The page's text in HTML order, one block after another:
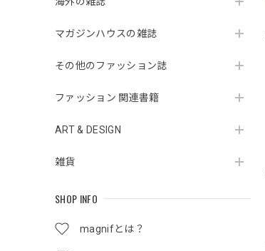
マガジンハウスの雑誌
その他のファッション誌
ファッション 関連書籍
ART & DESIGN
雑貨
SHOP INFO
magnifとは？